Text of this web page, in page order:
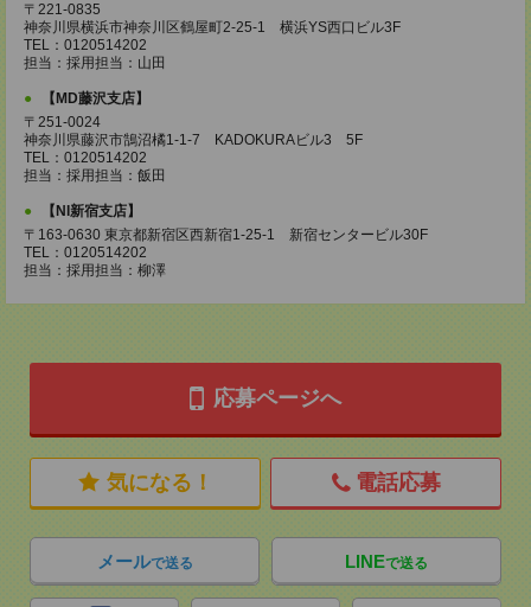
〒221-0835
神奈川県横浜市神奈川区鶴屋町2-25-1 横浜YS西口ビル3F
TEL：0120514202
担当：採用担当：山田
【MD藤沢支店】
〒251-0024
神奈川県藤沢市鵠沼橘1-1-7 KADOKURAビル3 5F
TEL：0120514202
担当：採用担当：飯田
【NI新宿支店】
〒163-0630 東京都新宿区西新宿1-25-1 新宿センタービル30F
TEL：0120514202
担当：採用担当：柳澤
応募ページへ
気になる！ 電話応募
メールで送る LINEで送る